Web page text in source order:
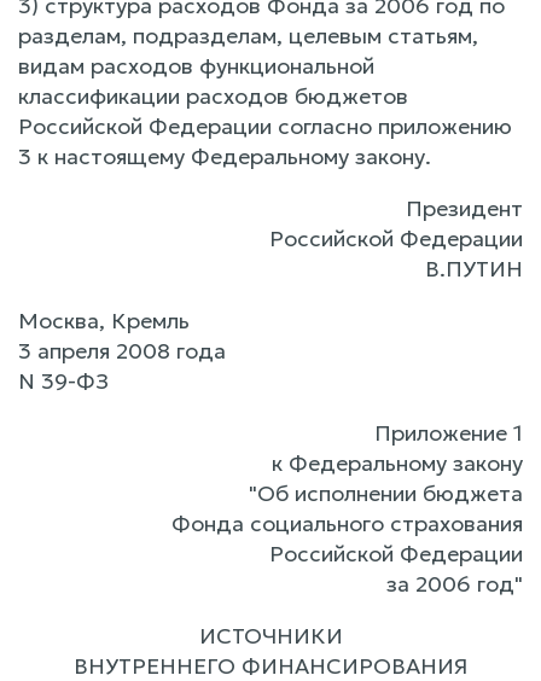
разделам, подразделам, целевым статьям,
видам расходов функциональной
классификации расходов бюджетов
Российской Федерации согласно приложению
3 к настоящему Федеральному закону.
Президент
Российской Федерации
В.ПУТИН
Москва, Кремль
3 апреля 2008 года
N 39-ФЗ
Приложение 1
к Федеральному закону
"Об исполнении бюджета
Фонда социального страхования
Российской Федерации
за 2006 год"
ИСТОЧНИКИ
ВНУТРЕННЕГО ФИНАНСИРОВАНИЯ